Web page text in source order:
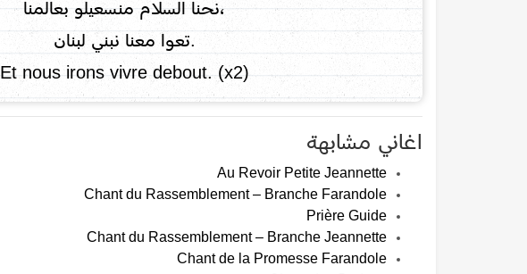
،نحنا السلام منسعيلو بعالمنا
.تعوا معنا نبني لبنان
Et nous irons vivre debout. (x2)
اغاني مشابهة
Au Revoir Petite Jeannette
Chant du Rassemblement – Branche Farandole
Prière Guide
Chant du Rassemblement – Branche Jeannette
Chant de la Promesse Farandole